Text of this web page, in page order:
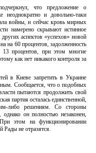
что предложение о
неоднократно и довольно-таки
войны, и сейчас кровь мирных
намерено скрывают истинное
аспектов «успехов» новой
на 60 процентов, задолженность
13 процентов, при этом многие
как нет никакого контроля за
в Киеве запретить в Украине
Сообщается, что о подобных
пытаются продолжить свой
партия осталась единственной,
либо решениям. Со стороны
он полностью незаконен,
этом на функционировании
Рады не отразятся.